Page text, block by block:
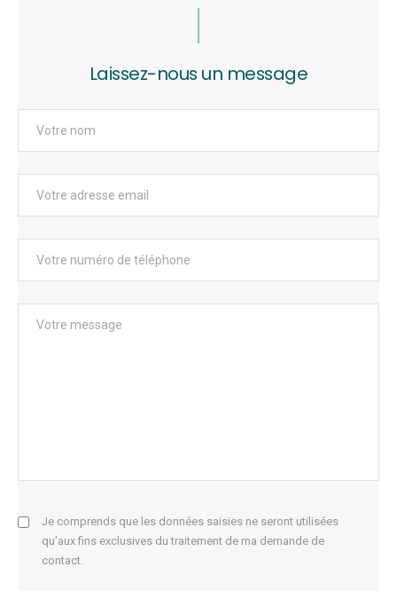
Laissez-nous un message
Je comprends que les données saisies ne seront utilisées
qu'aux fins exclusives du traitement de ma demande de
contact.